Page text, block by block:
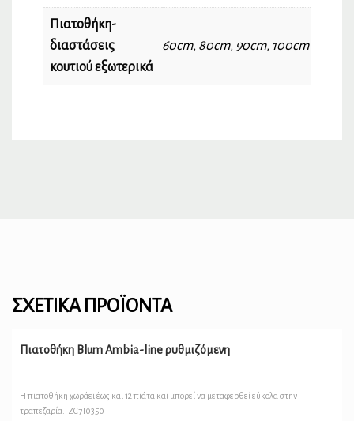
Πιατοθήκη-
διαστάσεις
κουτιού εξωτερικά
60cm, 80cm, 90cm, 100cm
ΣΧΕΤΙΚΆ ΠΡΟΪΌΝΤΑ
Πιατοθήκη Blum Ambia-line ρυθμιζόμενη
Η πιατοθήκη χωράει έως και 12 πιάτα και μπορεί να μεταφερθεί εύκολα στην
τραπεζαρία. ZC7T0350